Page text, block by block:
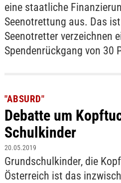
eine staatliche
Seenotrettung aus. Das
Seenotretter verzeichnen
Spendenrückgang von 30
"ABSURD"
Debatte um
Schulkinder
20.05.2019
Grundschulkinder, die
Österreich ist das